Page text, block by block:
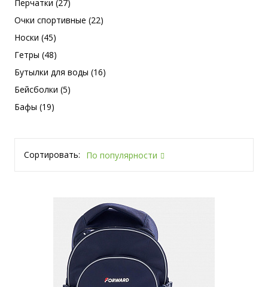
Перчатки (27)
Очки спортивные (22)
Носки (45)
Гетры (48)
Бутылки для воды (16)
Бейсболки (5)
Бафы (19)
Сортировать: По популярности